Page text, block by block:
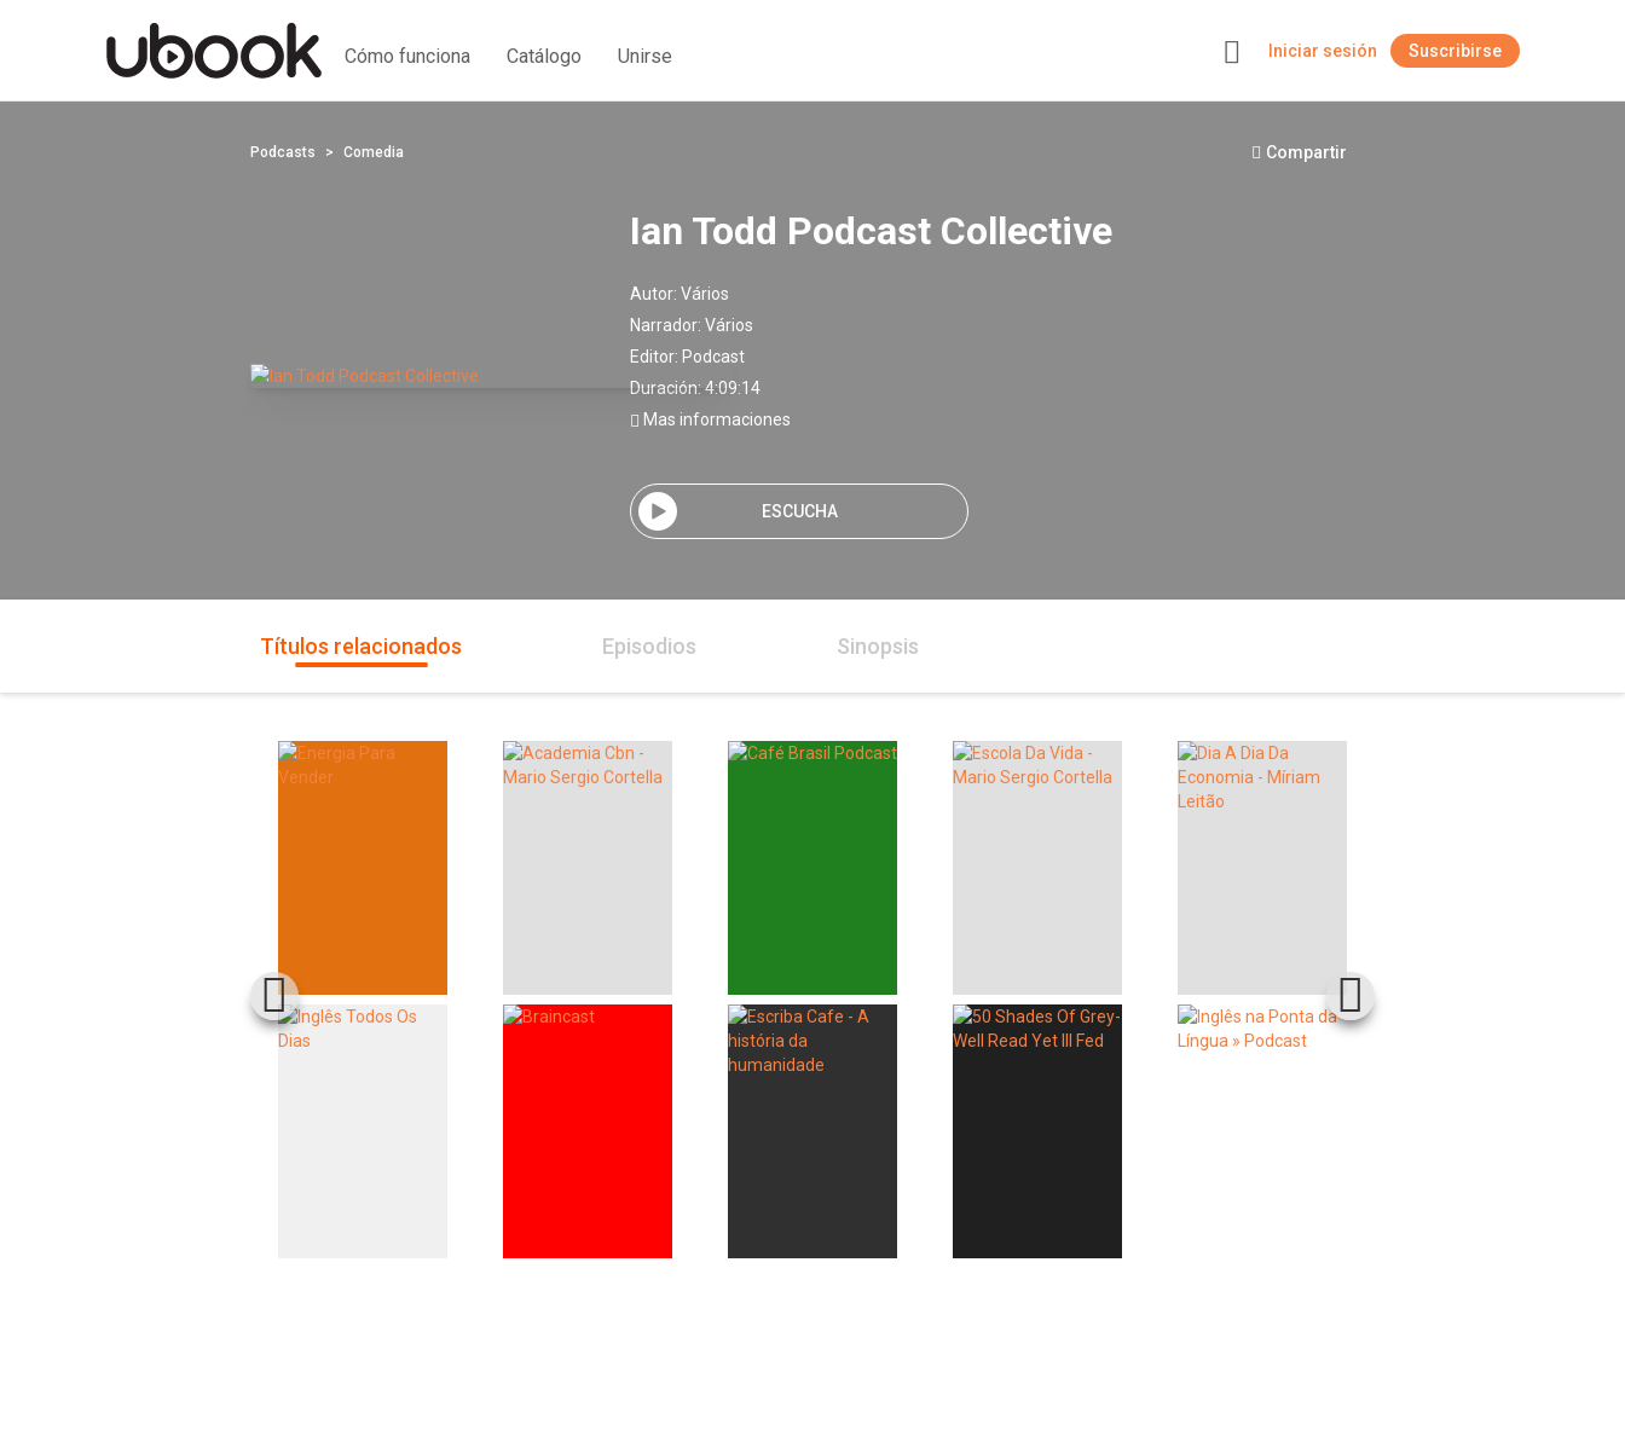
Cómo funciona Catálogo Unirse Iniciar sesión Suscribirse
Podcasts Comedia Compartir
Ian Todd Podcast Collective
Autor: Vários
Narrador: Vários
Editor: Podcast
Duración: 4:09:14
Mas informaciones
ESCUCHA
Títulos relacionados Episodios Sinopsis